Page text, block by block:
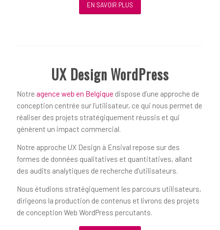
EN SAVOIR PLUS
UX Design WordPress
Notre agence web en Belgique dispose d’une approche de
conception centrée sur l’utilisateur, ce qui nous permet de
réaliser des projets stratégiquement réussis et qui
génèrent un impact commercial.
Notre approche UX Design à Ensival repose sur des
formes de données qualitatives et quantitatives, allant
des audits analytiques de recherche d’utilisateurs.
Nous étudions stratégiquement les parcours utilisateurs,
dirigeons la production de contenus et livrons des projets
de conception Web WordPress percutants.